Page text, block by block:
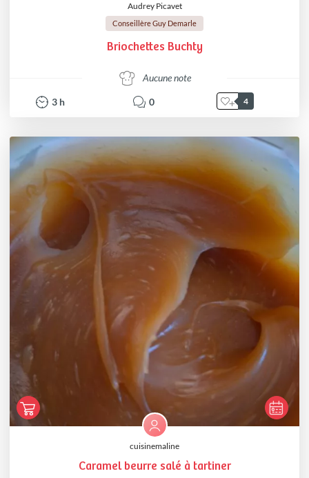
Audrey Picavet
Conseillère Guy Demarle
Briochettes Buchty
Aucune note
3 h 0 4
cuisinemaline
Caramel beurre salé à tartiner